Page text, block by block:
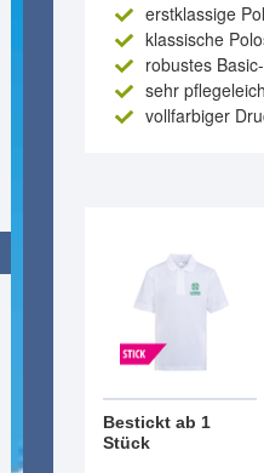
erstklassige
klassische
robustes
sehr
vollfarbiger
Bestickt ab 1
Stück